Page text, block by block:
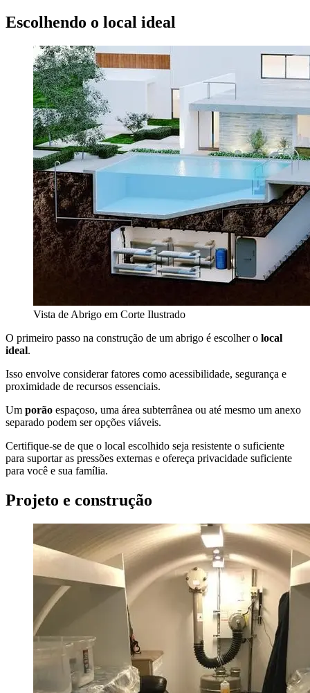
Escolhendo o local ideal
Vista de Abrigo em Corte Ilustrado
O primeiro passo na construção de um abrigo é escolher o local
ideal.
Isso envolve considerar fatores como acessibilidade, segurança e
proximidade de recursos essenciais.
Um porão espaçoso, uma área subterrânea ou até mesmo um anexo
separado podem ser opções viáveis.
Certifique-se de que o local escolhido seja resistente o suficiente
para suportar as pressões externas e ofereça privacidade suficiente
para você e sua família.
Projeto e construção